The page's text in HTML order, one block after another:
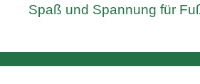
Spaß und Spannung für